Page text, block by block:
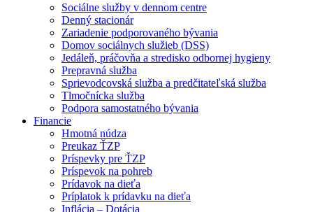
Sociálne služby v dennom centre
Denný stacionár
Zariadenie podporovaného bývania
Domov sociálnych služieb (DSS)
Jedáleň, práčovňa a stredisko odbornej hygieny
Prepravná služba
Sprievodcovská služba a predčitateľská služba
Tlmočnícka služba
Podpora samostatného bývania
Financie
Hmotná núdza
Preukaz ŤZP
Príspevky pre ŤZP
Príspevok na pohreb
Prídavok na dieťa
Príplatok k prídavku na dieťa
Inflácia – Dotácia